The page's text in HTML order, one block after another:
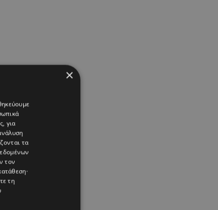
×
για
τα
τον
τη